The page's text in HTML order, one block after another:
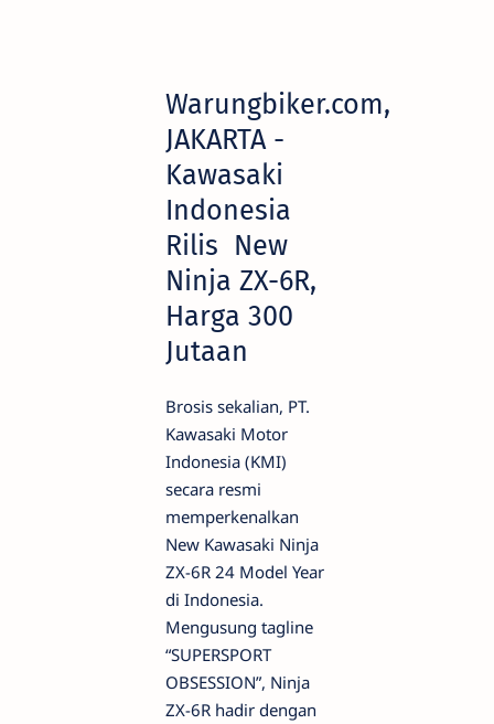
Warungbiker.com,
JAKARTA -
Kawasaki
Indonesia
Rilis New
Ninja ZX-6R,
Harga 300
Jutaan
Brosis sekalian, PT.
Kawasaki Motor
Indonesia (KMI)
secara resmi
memperkenalkan
New Kawasaki Ninja
ZX-6R 24 Model Year
di Indonesia.
Mengusung tagline
“SUPERSPORT
OBSESSION”, Ninja
ZX-6R hadir dengan